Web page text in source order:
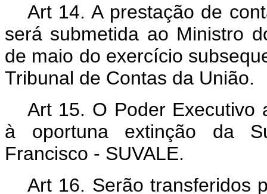
Art 14. A prestação de
será submetida ao Ministro
de maio do exercício
Tribunal de Contas da União.
Art 15. O Poder Executivo
à oportuna extinção da
Francisco - SUVALE.
Art 16. Serão transferidos